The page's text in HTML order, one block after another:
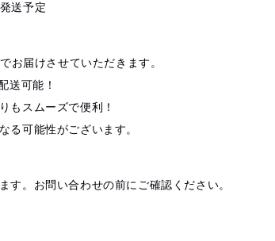
送予定
お届けさせていただきます。
送可能！
もスムーズで便利！
る可能性がございます。
す。お問い合わせの前にご確認ください。